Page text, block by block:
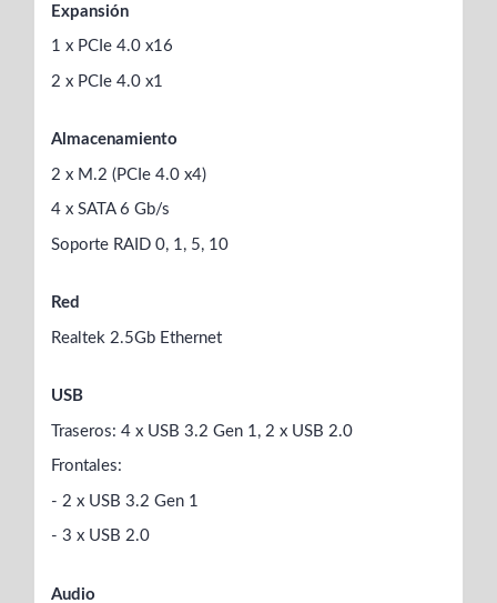
Expansión
1 x PCIe 4.0 x16
2 x PCIe 4.0 x1
Almacenamiento
2 x M.2 (PCIe 4.0 x4)
4 x SATA 6 Gb/s
Soporte RAID 0, 1, 5, 10
Red
Realtek 2.5Gb Ethernet
USB
Traseros: 4 x USB 3.2 Gen 1, 2 x USB 2.0
Frontales:
- 2 x USB 3.2 Gen 1
- 3 x USB 2.0
Audio